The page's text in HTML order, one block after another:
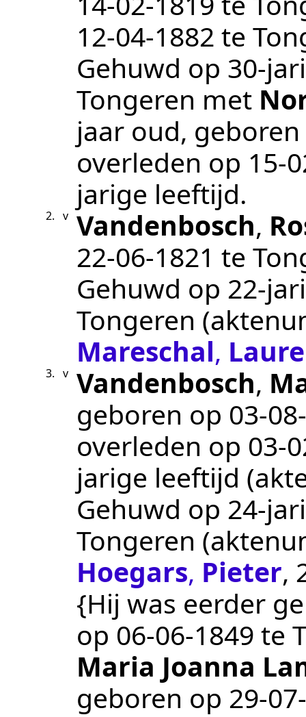
12‑04‑1882 te
Gehuwd op 30-
Tongeren met
jaar oud,
overleden op
jarige leeftijd.
2. v Vandenbosch,
22‑06‑1821 te
Gehuwd op 22-
Tongeren
Mareschal,
3. v Vandenbosch,
geboren op
overleden op
jarige leeftijd
Gehuwd op 24-
Tongeren
Hoegars, Pieter,
{Hij was eerder
op 06‑06‑1849 te
Maria Joanna
geboren op